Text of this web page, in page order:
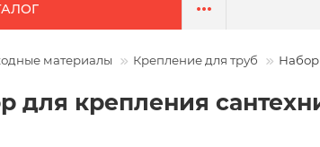
материалы Крепление для труб Набор
для крепления